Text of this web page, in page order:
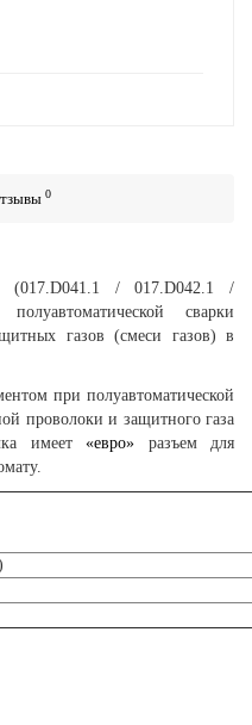
0
(017.D041.1 / 017.D042.1 /
сварки
газов (смеси газов) в
при полуавтоматической
проволоки и защитного газа
имеет
«евро» разъем для